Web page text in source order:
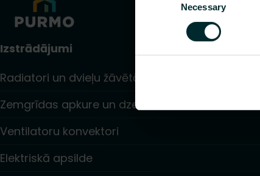
Necessary
Izstrādājumi
Radiatori un dvieļu žāvētāji
Zemgrīdas apkure un dzesēšana
Ventilatoru konvektori
Elektriskā apsilde